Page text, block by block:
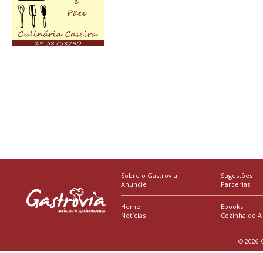
Sobre o Gastrovia
Anuncie
Sugestões
Parcerias
Home
Notícias
Ebooks
Cozinha de A
© 2026